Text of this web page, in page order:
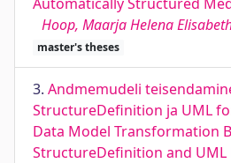
Hoop, Maarja Helena
master's theses
3. Andmemudeli
StructureDefinition ja UML
Data Model Transformation
StructureDefinition and UML